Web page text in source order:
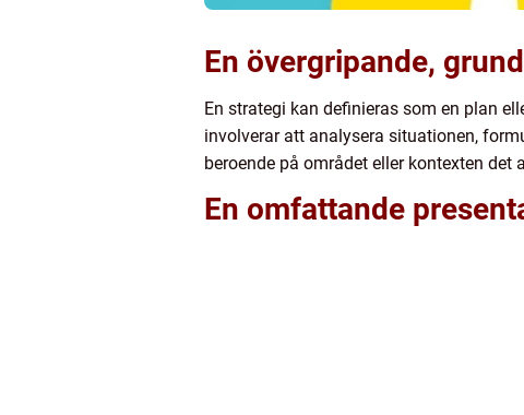
En övergripande,
En strategi kan definieras som en plan
involverar att analysera situationen,
beroende på området eller kontexten
En omfattande